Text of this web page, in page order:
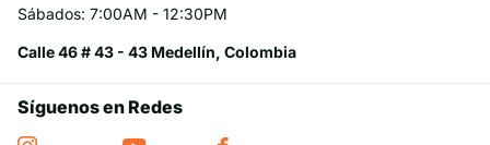
Sábados: 7:00AM - 12:30PM
Calle 46 # 43 - 43 Medellín, Colombia
Síguenos en Redes